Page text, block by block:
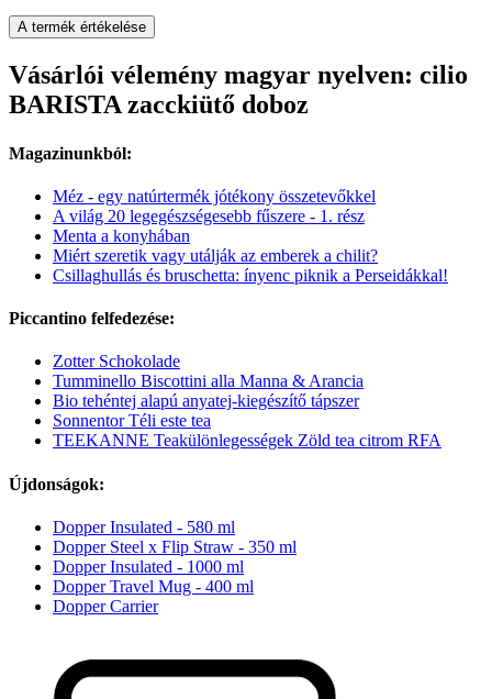
A termék értékelése
Vásárlói vélemény magyar nyelven: cilio
BARISTA zacckiütő doboz
Magazinunkból:
Méz - egy natúrtermék jótékony összetevőkkel
A világ 20 legegészségesebb fűszere - 1. rész
Menta a konyhában
Miért szeretik vagy utálják az emberek a chilit?
Csillaghullás és bruschetta: ínyenc piknik a Perseidákkal!
Piccantino felfedezése:
Zotter Schokolade
Tumminello Biscottini alla Manna & Arancia
Bio tehéntej alapú anyatej-kiegészítő tápszer
Sonnentor Téli este tea
TEEKANNE Teakülönlegességek Zöld tea citrom RFA
Újdonságok:
Dopper Insulated - 580 ml
Dopper Steel x Flip Straw - 350 ml
Dopper Insulated - 1000 ml
Dopper Travel Mug - 400 ml
Dopper Carrier